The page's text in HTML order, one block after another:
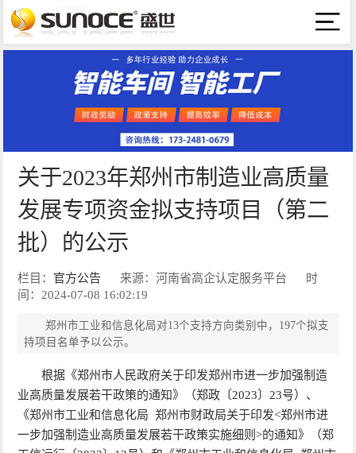
关于2023年郑州市制造业高质量
发展专项资金拟支持项目（第二
批）的公示
栏目： 官方公告 来源：河南省高企认定服务平台
时
间：2024-07-08 16:02:19
郑州市工业和信息化局对13个支持方向类别中，197个拟支
持项目名单予以公示。
根据《郑州市人民政府关于印发郑州市进一步加强制造
业高质量发展若干政策的通知》（郑政〔2023〕23号）、
《郑州市工业和信息化局 郑州市财政局关于印发<郑州市进
一步加强制造业高质量发展若干政策实施细则>的通知》（郑